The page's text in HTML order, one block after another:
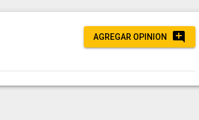
AGREGAR OPINION